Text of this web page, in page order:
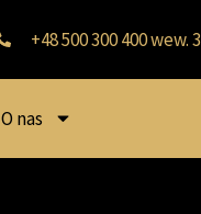
+48 500 300 400 wew. 3
O nas